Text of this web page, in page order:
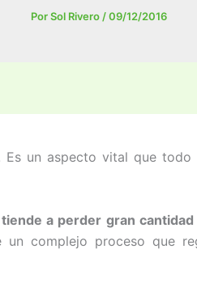
PorSol Rivero /09/12/2016
un aspecto vital que todo
a perder gran cantidad
complejo proceso que